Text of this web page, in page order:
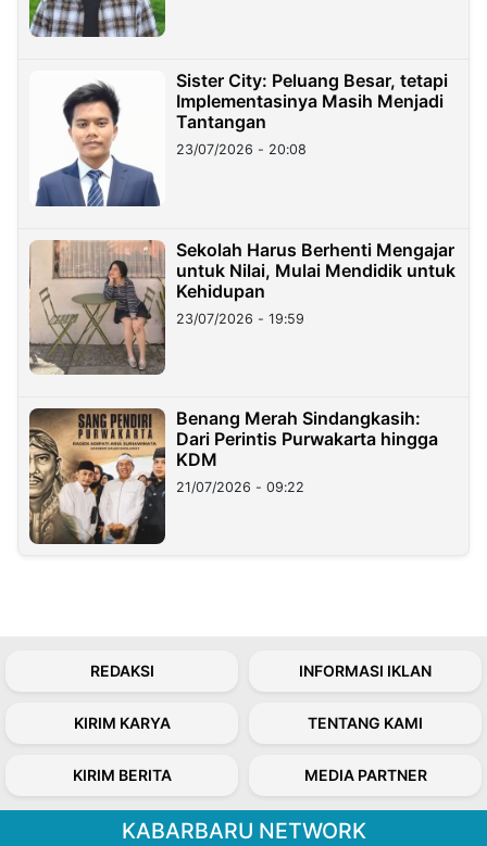
Sister City: Peluang Besar, tetapi
Implementasinya Masih Menjadi
Tantangan
23/07/2026 - 20:08
Sekolah Harus Berhenti Mengajar
untuk Nilai, Mulai Mendidik untuk
Kehidupan
23/07/2026 - 19:59
Benang Merah Sindangkasih:
Dari Perintis Purwakarta hingga
KDM
21/07/2026 - 09:22
REDAKSI INFORMASI IKLAN
KIRIM KARYA TENTANG KAMI
KIRIM BERITA MEDIA PARTNER
KABARBARU NETWORK